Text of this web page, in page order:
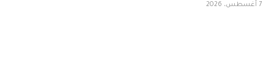
7 أغسطس، 2026